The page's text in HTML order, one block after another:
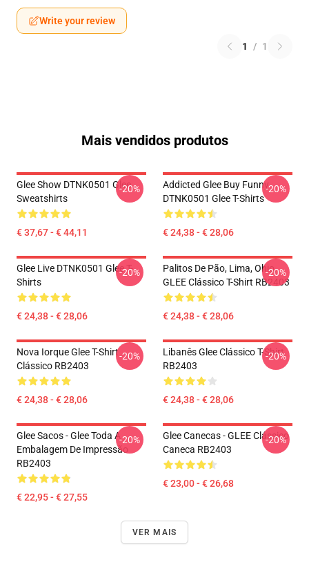
Write your review
1 / 1
Mais vendidos produtos
Glee Show DTNK0501 Glee
Sweatshirts
€ 37,67 - € 44,11
-20%
Addicted Glee Buy Funny
DTNK0501 Glee T-Shirts
€ 24,38 - € 28,06
-20%
Glee Live DTNK0501 Glee T-
Shirts
€ 24,38 - € 28,06
-20%
Palitos De Pão, Lima, Ohio,
GLEE Clássico T-Shirt RB2403
€ 24,38 - € 28,06
-20%
Nova Iorque Glee T-Shirt
Clássico RB2403
€ 24,38 - € 28,06
-20%
Libanês Glee Clássico T-Shirt
RB2403
€ 24,38 - € 28,06
-20%
Glee Sacos - Glee Toda A
Embalagem De Impressão
RB2403
€ 22,95 - € 27,55
-20%
Glee Canecas - GLEE Clássico
Caneca RB2403
€ 23,00 - € 26,68
-20%
VER MAIS